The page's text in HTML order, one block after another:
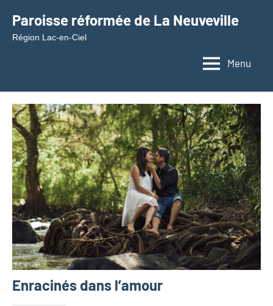
contenu
Paroisse réformée de La Neuveville
Région Lac-en-Ciel
Menu
Enracinés dans l’amour